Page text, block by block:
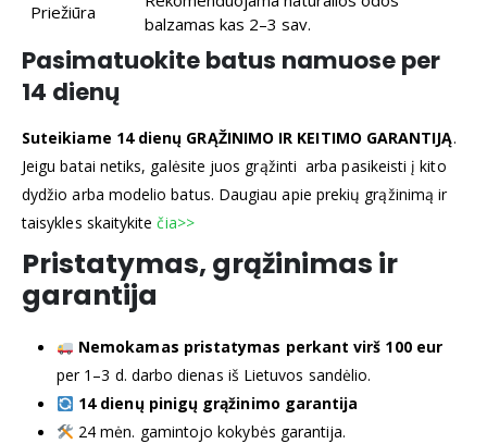
Priežiūra
balzamas kas 2–3 sav.
Pasimatuokite batus namuose per
14 dienų
Suteikiame 14 dienų GRĄŽINIMO IR KEITIMO GARANTIJĄ.
Jeigu batai netiks, galėsite juos grąžinti arba pasikeisti į kito
dydžio arba modelio batus. Daugiau apie prekių grąžinimą ir
taisykles skaitykitečia>>
Pristatymas, grąžinimas ir
garantija
Nemokamas pristatymas perkant virš 100 eur
per 1–3 d. darbo dienas iš Lietuvos sandėlio.
14 dienų pinigų grąžinimo garantija
24 mėn. gamintojo kokybės garantija.